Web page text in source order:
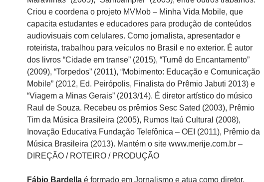
Criou e coordena o projeto MVMob – Minha Vida Mobile, que
capacita estudantes e educadores para produção de conteúdos
audiovisuais com celulares. Como jornalista, apresentador e
roteirista, trabalhou para veículos no Brasil e no exterior. É autor
dos livros “Cidade em transe” (2015), “Turnê do Encantamento”
(2009), “Torpedos” (2011), “Mobimento: Educação e Comunicação
Mobile” (2012, Ed. Peirópolis, Finalista do Prêmio Jabuti 2013) e
“Viagem a Minas Gerais” (2013/14). É diretor artístico do músico
Raul de Souza. Recebeu os prêmios Sesc Sated (2003), Prêmio
Tim da Música Brasileira (2005), Rumos Itaú Cultural (2008),
Inovação Educativa Fundação Telefônica – OEI (2011), Prêmio da
Música Brasileira (2013)­­­­. Mantém o site www.merije.com.br –
DIREÇÃO / ROTEIRO / PRODUÇÃO
Fábio Bardella é formado em Jornalismo e atua como diretor,